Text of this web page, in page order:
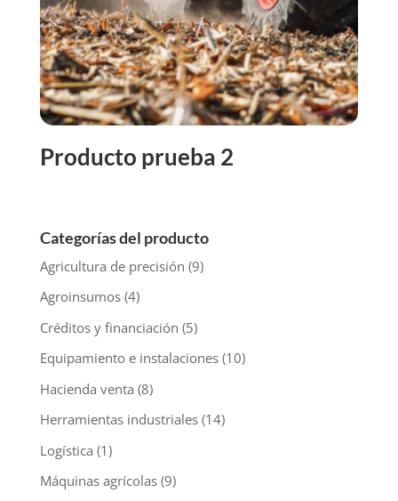
Producto prueba 2
Categorías del producto
Agricultura de precisión (9)
Agroinsumos (4)
Créditos y financiación (5)
Equipamiento e instalaciones (10)
Hacienda venta (8)
Herramientas industriales (14)
Logística (1)
Máquinas agrícolas (9)